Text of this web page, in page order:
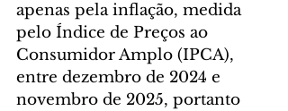
apenas pela inflação, medida
pelo Índice de Preços ao
Consumidor Amplo (IPCA),
entre dezembro de 2024 e
novembro de 2025, portanto